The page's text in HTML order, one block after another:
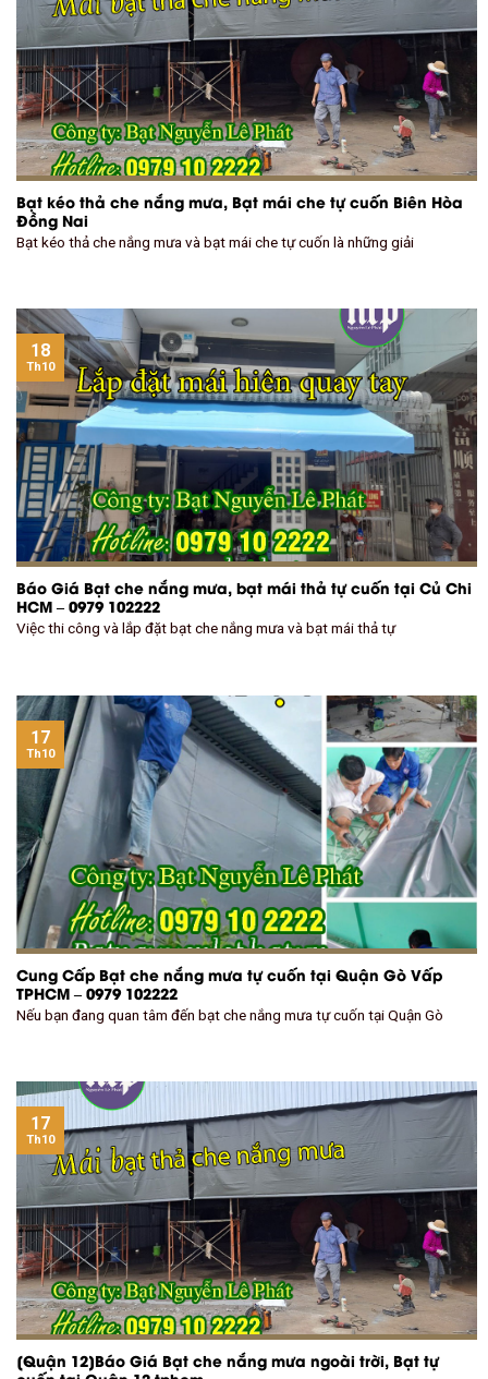
Bạt kéo thả che nắng mưa, Bạt mái che tự cuốn Biên Hòa
Đồng Nai
Bạt kéo thả che nắng mưa và bạt mái che tự cuốn là những giải
Báo Giá Bạt che nắng mưa, bạt mái thả tự cuốn tại Củ Chi
HCM – 0979 102222
Việc thi công và lắp đặt bạt che nắng mưa và bạt mái thả tự
18
Th10
Cung Cấp Bạt che nắng mưa tự cuốn tại Quận Gò Vấp
TPHCM – 0979 102222
Nếu bạn đang quan tâm đến bạt che nắng mưa tự cuốn tại Quận Gò
17
Th10
[Quận 12]Báo Giá Bạt che nắng mưa ngoài trời, Bạt tự
17
Th10